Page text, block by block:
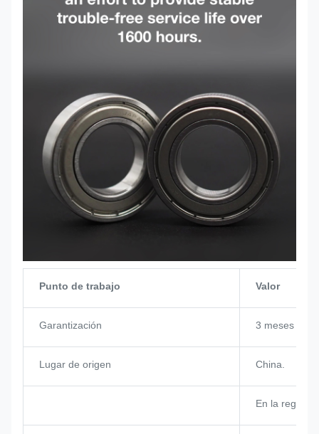
Punto de trabajo Valor
Garantización 3 meses
Lugar de origen China.
En la región